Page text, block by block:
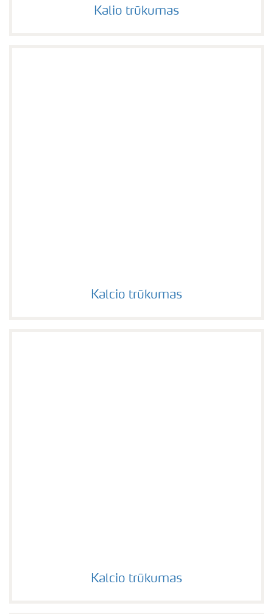
Kalio trūkumas
Kalcio trūkumas
Kalcio trūkumas
Kalcio trūkumas
Kalcio trūkumas